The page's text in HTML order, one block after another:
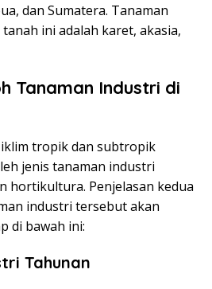
dan Sumatera. Tanaman
ini adalah karet, akasia,
Tanaman Industri di
tropik dan subtropik
jenis tanaman industri
hortikultura. Penjelasan kedua
industri tersebut akan
di bawah ini:
Tahunan